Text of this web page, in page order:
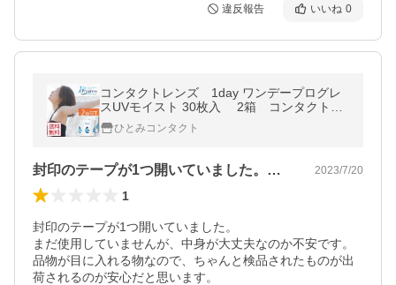
違反報告 いいね 0
コンタクトレンズ 1day ワンデープログレ
スUVモイスト 30枚入 2箱 コンタクトレ
ンズ 1day 1day/１日 処方箋不要 安い
激安ひとみコンタクト
封印のテープが1つ開いていました。まだ… 2023/7/20
1
封印のテープが1つ開いていました。
まだ使用していませんが、中身が大丈夫なのか不安です。
品物が目に入れる物なので、ちゃんと検品されたものが出
荷されるのが安心だと思います。